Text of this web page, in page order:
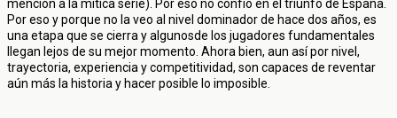
mención a la mítica serie). Por eso no confío en el triunfo de España.
Por eso y porque no la veo al nivel dominador de hace dos años, es
una etapa que se cierra y algunosde los jugadores fundamentales
llegan lejos de su mejor momento. Ahora bien, aun así por nivel,
trayectoria, experiencia y competitividad, son capaces de reventar
aún más la historia y hacer posible lo imposible.